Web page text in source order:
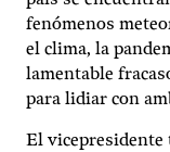
fenómenos
el clima, la
lamentable
para lidiar con
El